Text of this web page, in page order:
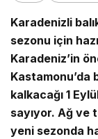
Karadenizli
sezonu için
Karadeniz’in
Kastamonu’da
kalkacağı 1
sayıyor. Ağ ve
yeni sezonda